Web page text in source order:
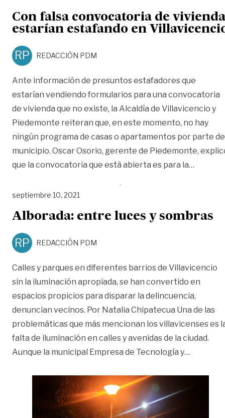
Con falsa convocatoria de vivienda
estarían estafando en
RP REDACCIÓN PDM
Ante información de presuntos estafadores que
estarían vendiendo formularios para una convocatoria
de vivienda que no existe, la Alcaldía de Villavicencio y
Piedemonte reiteran que, en este momento, no hay
ningún programa de casas o apartamentos por parte
municipio. Oscar Osorio, gerente de Piedemonte,
que la convocatoria que está abierta es para la…
septiembre 10, 2021
Alborada: entre luces y sombras
RP REDACCIÓN PDM
Calles y parques en diferentes barrios de Villavicencio
sin la iluminación apropiada, se han convertido en
espacios propicios para disparar la delincuencia,
denuncian vecinos. Por Natalia Chipatecua Una de las
problemáticas que más mencionan los villavicenses es
falta de iluminación en calles y avenidas de la ciudad.
Aunque la municipal Empresa de Tecnología y…